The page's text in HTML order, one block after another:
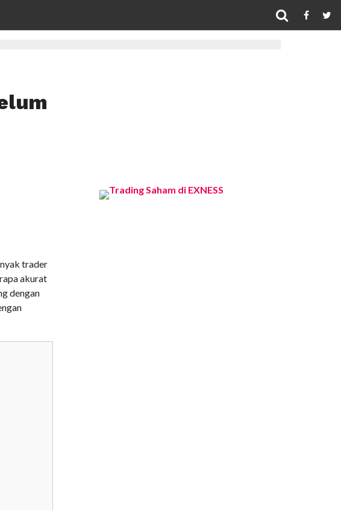
trader
akurat
dengan